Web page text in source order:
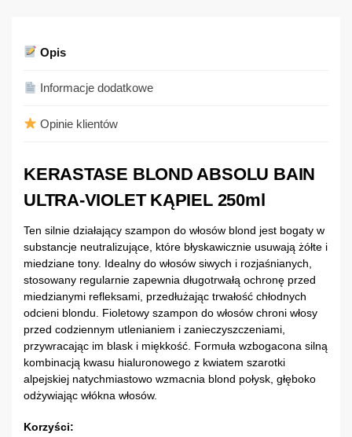
Opis
Informacje dodatkowe
Opinie klientów
KERASTASE BLOND ABSOLU BAIN
ULTRA-VIOLET KĄPIEL 250ml
Ten silnie działający szampon do włosów blond jest bogaty w
substancje neutralizujące, które błyskawicznie usuwają żółte i
miedziane tony. Idealny do włosów siwych i rozjaśnianych,
stosowany regularnie zapewnia długotrwałą ochronę przed
miedzianymi refleksami, przedłużając trwałość chłodnych
odcieni blondu. Fioletowy szampon do włosów chroni włosy
przed codziennym utlenianiem i zanieczyszczeniami,
przywracając im blask i miękkość. Formuła wzbogacona silną
kombinacją kwasu hialuronowego z kwiatem szarotki
alpejskiej natychmiastowo wzmacnia blond połysk, głęboko
odżywiając włókna włosów.
Korzyści: